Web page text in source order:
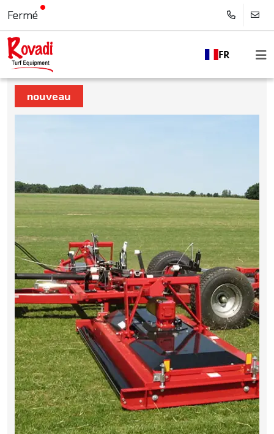
Fermé
FR
nouveau